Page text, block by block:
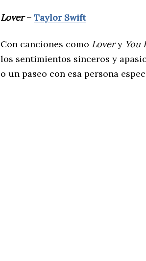
Lover– Taylor Swift
Con canciones como Lovery You
los sentimientos sinceros y
o un paseo con esa persona